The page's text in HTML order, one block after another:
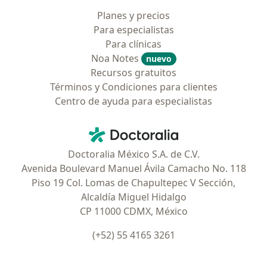
Planes y precios
Para especialistas
Para clínicas
Noa Notes
nuevo
Recursos gratuitos
Términos y Condiciones para clientes
Centro de ayuda para especialistas
Doctoralia - Página de inicio
Doctoralia México S.A. de C.V.
Avenida Boulevard Manuel Ávila Camacho No. 118
Piso 19 Col. Lomas de Chapultepec V Sección,
Alcaldía Miguel Hidalgo
CP 11000 CDMX, México
(+52) 55 4165 3261